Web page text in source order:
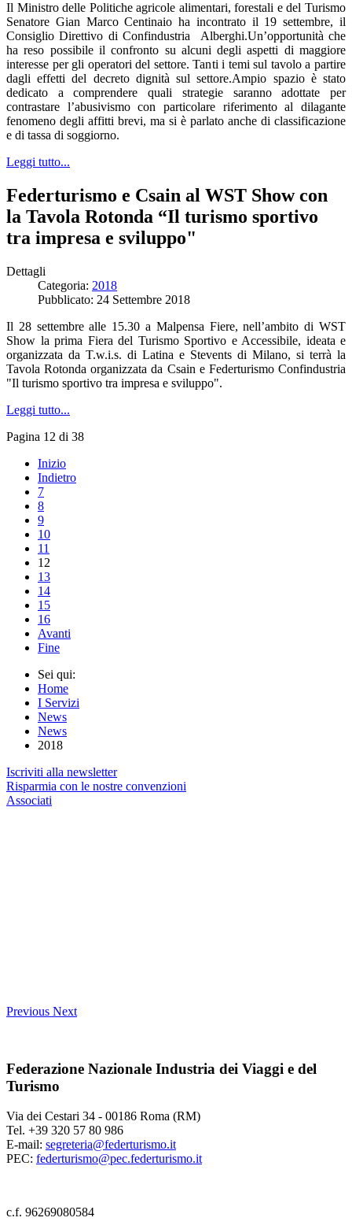
Il Ministro delle Politiche agricole alimentari, forestali e del Turismo
Senatore Gian Marco Centinaio ha incontrato il 19 settembre, il
Consiglio Direttivo di Confindustria Alberghi.Un’opportunità che
ha reso possibile il confronto su alcuni degli aspetti di maggiore
interesse per gli operatori del settore. Tanti i temi sul tavolo a partire
dagli effetti del decreto dignità sul settore.Ampio spazio è stato
dedicato a comprendere quali strategie saranno adottate per
contrastare l’abusivismo con particolare riferimento al dilagante
fenomeno degli affitti brevi, ma si è parlato anche di classificazione
e di tassa di soggiorno.
Leggi tutto...
Federturismo e Csain al WST Show con
la Tavola Rotonda “Il turismo sportivo
tra impresa e sviluppo"
Dettagli
Categoria: 2018
Pubblicato: 24 Settembre 2018
Il 28 settembre alle 15.30 a Malpensa Fiere, nell’ambito di WST
Show la prima Fiera del Turismo Sportivo e Accessibile, ideata e
organizzata da T.w.i.s. di Latina e Stevents di Milano, si terrà la
Tavola Rotonda organizzata da Csain e Federturismo Confindustria
"Il turismo sportivo tra impresa e sviluppo".
Leggi tutto...
Pagina 12 di 38
Inizio
Indietro
7
8
9
10
11
12
13
14
15
16
Avanti
Fine
Sei qui:
Home
I Servizi
News
News
2018
Iscriviti alla newsletter
Risparmia con le nostre convenzioni
Associati
Previous Next
Federazione Nazionale Industria dei Viaggi e del
Turismo
Via dei Cestari 34 - 00186 Roma (RM)
Tel. +39 320 57 80 986
E-mail: segreteria@federturismo.it
PEC: federturismo@pec.federturismo.it
c.f. 96269080584